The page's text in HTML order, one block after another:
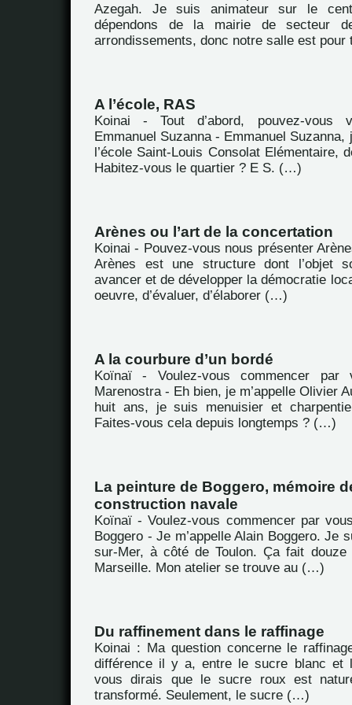
Azegah. Je suis animateur sur le
dépendons de la mairie de secteur
arrondissements, donc notre salle est
A l’école, RAS
Koinai - Tout d’abord, pouvez-vous
Emmanuel Suzanna - Emmanuel
l’école Saint-Louis Consolat Elémentaire,
Habitez-vous le quartier ? E S. (…)
Arènes ou l’art de la concertation
Koinai - Pouvez-vous nous présenter
Arènes est une structure dont l’objet
avancer et de développer la démocratie
oeuvre, d’évaluer, d’élaborer (…)
A la courbure d’un bordé
Koïnaï - Voulez-vous commencer par
Marenostra - Eh bien, je m’appelle Olivier
huit ans, je suis menuisier et
Faites-vous cela depuis longtemps ? (…)
La peinture de Boggero, mémoire
construction navale
Koïnaï - Voulez-vous commencer par
Boggero - Je m’appelle Alain Boggero. Je
sur-Mer, à côté de Toulon. Ça fait
Marseille. Mon atelier se trouve au (…)
Du raffinement dans le raffinage
Koinai : Ma question concerne le
différence il y a, entre le sucre blanc et
vous dirais que le sucre roux est
transformé. Seulement, le sucre (…)